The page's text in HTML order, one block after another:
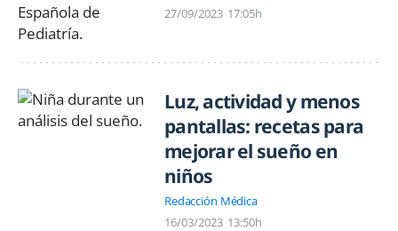
27/09/2023 17:05h
Luz, actividad y menos
pantallas: recetas para
mejorar el sueño en
niños
Redacción Médica
16/03/2023 13:50h